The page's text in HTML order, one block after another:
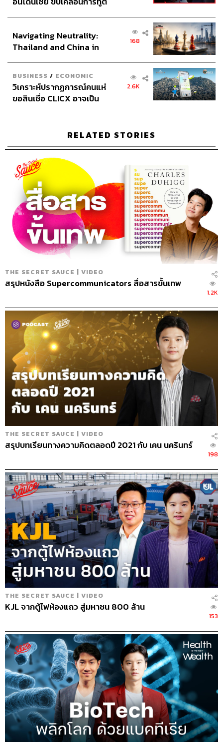
เริ่มต้นมีบริการอะไรบ้าง
มีนวดไทย มีสครับ ลูกประคบ มีแช่น้ำ ต้องการมีแฟคซิลิตี้
เทียบเท่ากับโรงแรม 5-7 ดาว และทุกอย่างต้องไพรเวต
พวกเขาไปเซอร์เวย์ตามโรงแรมต่างๆ และพยายามจะมี
ห้องต่างๆ เทียบเท่าโรงแรมเหล่านั้นจริงๆ แต่พอพวกเขา
พวกเขาเครียดมาก เพราะตังค์หมด เหลือแค่ค่าพิมพ์โบร
ชัวร์ ตอนนั้นมีรถก็จะขายรถ มีทุกอย่างก็จะเอามาลงให้หมด
เรียกได้ว่าทุ่มแบบหมดหน้าตัก
พอธุรกิจเริ่มขยายใหญ่ขึ้น จาก 7 ห้องข้างล่าง ขยายไป
เปิดด้านบน เริ่มเกิดการบอกต่อ ได้ลงนิตยสาร มีวันหนึ่ง
เจ้าของรีสอร์ตแห่งหนึ่งมาคุยงานด้วย ปรากฏว่าตอนนั้นด้าน
บนมีไฟไหม้อยู่ ไอร้อนจากจุดเบิร์นเนอร์ไหม้ผ้าม่านซึ่งทำ
จากผ้าไหมอินเดีย ลามไปถึงเพดาน แต่พวกเขาสองคนถูก
เทรนนิ่งมาจากบนเครื่องบินทำให้ไม่กลัวไฟ ก็ค่อยๆ ดับไฟ
ตามสเตป จนในที่สุดก็ผ่านพ้นไปได้ด้วยดี
“เราตั้งใจสร้างมาตรฐานการบริการเท่าสาย
การบินระดับเฟิสต์คลาส ทำทุกอย่างเหมือน
ตอนที่ทำงานอยู่ที่นั่นโดยที่ไม่เคยมานั่งพูดกัน
เหมือนมันเข้าใจไปเอง แบ่งหน้าที่ทำงานกัน
ชัดเจน”
อินโดนีเซีย
Navigating Neutrality:
Thailand and China in
168
BUSINESS / ECONOMIC
วิเคราะห์ปรากฏการณ์คนแห่
ขอสินเชื่อ CLICX อาจเป็น
2.6K
RELATED STORIES
THE SECRET SAUCE | VIDEO
สรุปหนังสือ Supercommunicators สื่อสารขั้นเทพ
1.2K
THE SECRET SAUCE | VIDEO
สรุปบทเรียนทางความคิดตลอดปี 2021 กับ เคน นครินทร์
198
THE SECRET SAUCE | VIDEO
KJL จากตู้ไฟห้องแถว สู่มหาชน 800 ล้าน
153